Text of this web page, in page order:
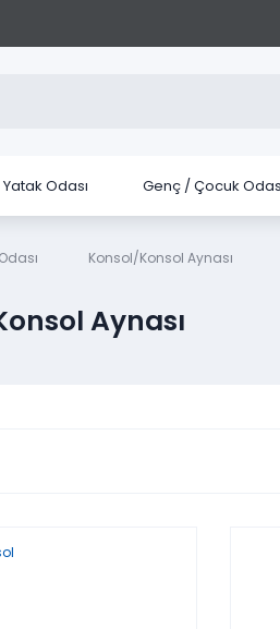
Yatak Odası Genç / Çocuk
Konsol/Konsol Aynası
Aynası